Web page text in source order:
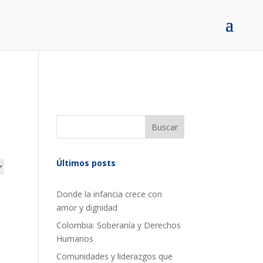
Buscar
Últimos posts
Donde la infancia crece con
amor y dignidad
Colombia: Soberanía y Derechos
Humanos
Comunidades y liderazgos que